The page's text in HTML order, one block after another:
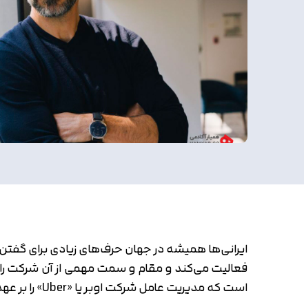
ایرانی‌ها همیشه در جهان حرف‌های زیادی برای
فعالیت می‌کند و مقام و سمت مهمی از آن شرکت را
است که مدیریت عامل شرکت اوبر یا «Uber» را بر عهده دارد و یکی از موفق‌ترین مدیر عامل‌های جهان است.